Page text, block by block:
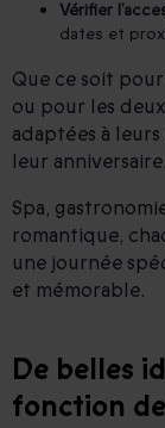
Vérifier
dates et
Que ce soit
ou pour les
adaptées à
leur anniversaire.
Spa,
romantique,
une journée
et mémorable.
De belles
fonction